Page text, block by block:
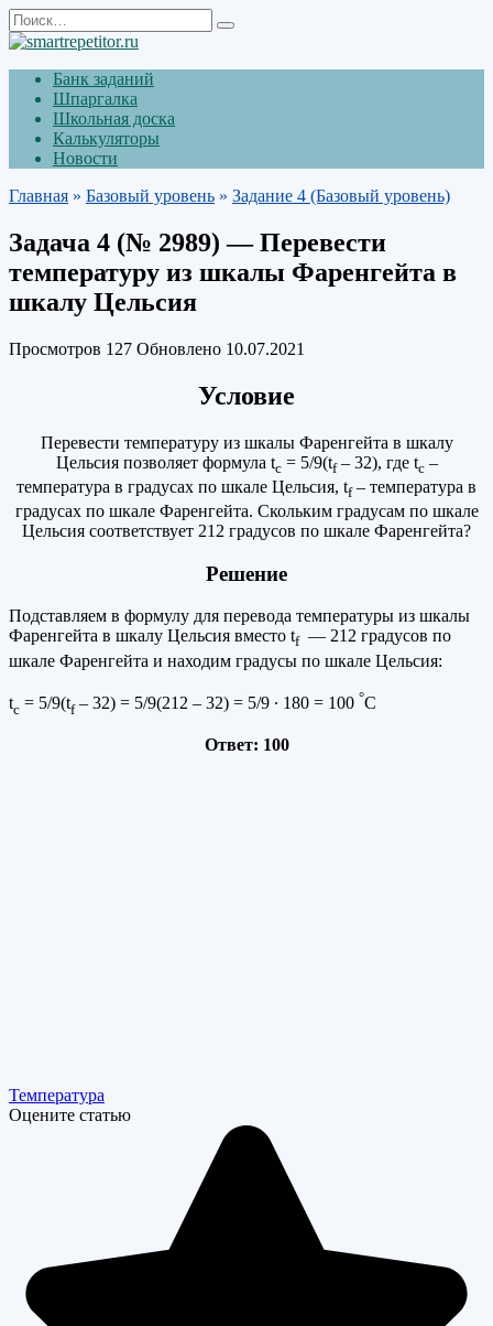
Перейти
к
содержанию
Search
for:
Банк заданий
Шпаргалка
Школьная доска
Калькуляторы
Новости
Главная » Базовый уровень » Задание 4 (Базовый уровень)
Задача 4 (№ 2989) — Перевести
температуру из шкалы Фаренгейта в
шкалу Цельсия
Просмотров 127 Обновлено 10.07.2021
Условие
Перевести температуру из шкалы Фаренгейта в шкалу
Цельсия позволяет формула tc= 5/9(tf– 32), где tc–
температура в градусах по шкале Цельсия, tf– температура в
градусах по шкале Фаренгейта. Скольким градусам по шкале
Цельсия соответствует 212 градусов по шкале Фаренгейта?
Решение
Подставляем в формулу для перевода температуры из шкалы
Фаренгейта в шкалу Цельсия вместо tf— 212 градусов по
шкале Фаренгейта и находим градусы по шкале Цельсия:
tc = 5/9(tf– 32) = 5/9(212 – 32) = 5/9 ∙ 180 = 100 °С
Ответ: 100
Температура
Оцените статью